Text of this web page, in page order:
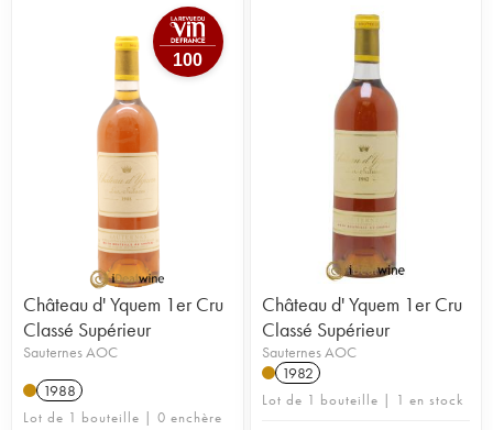
100
Château d' Yquem 1er Cru
Classé Supérieur
Sauternes AOC
1988
Lot de 1 bouteille | 0 enchère
Château d' Yquem 1er Cru
Classé Supérieur
Sauternes AOC
1982
Lot de 1 bouteille | 1 en stock